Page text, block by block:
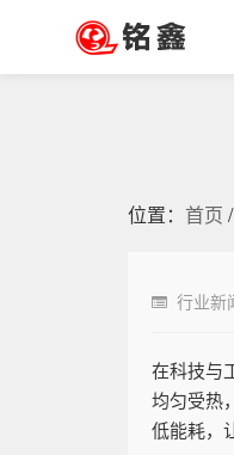
位置： 首页 /
行业新
在科技与
均匀受热
低能耗，